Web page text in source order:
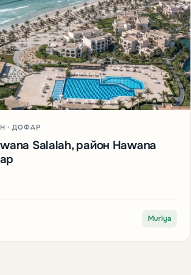
· ДОФАР
Salalah, район Hawana
Muriya